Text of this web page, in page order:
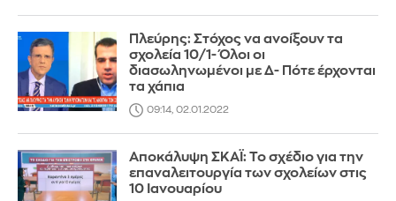
Πλεύρης: Στόχος να ανοίξουν τα
σχολεία 10/1- Όλοι οι
διασωληνωμένοι με Δ- Πότε έρχονται
τα χάπια
09:14, 02.01.2022
Αποκάλυψη ΣΚΑΪ: Το σχέδιο για την
επαναλειτουργία των σχολείων στις
10 Ιανουαρίου